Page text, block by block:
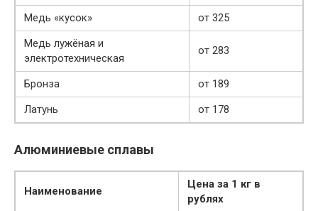
Медь «кусок»
от 325
Медь лужёная и
электротехническая
от 283
Бронза
от 189
Латунь
от 178
Алюминиевые сплавы
Наименование
Цена за 1 кг в
рублях